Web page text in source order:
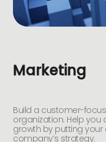
Marketing
Build a customer-
organization. Help you
growth by putting
company’s strategy.